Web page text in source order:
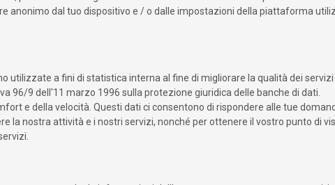
anonimo dal tuo dispositivo e / o dalle impostazioni della piattaforma
utilizzate a fini di statistica interna al fine di migliorare la qualità dei
96/9 dell'11 marzo 1996 sulla protezione giuridica delle banche di dati.
e della velocità. Questi dati ci consentono di rispondere alle tue
nostra attività e i nostri servizi, nonché per ottenere il vostro punto di